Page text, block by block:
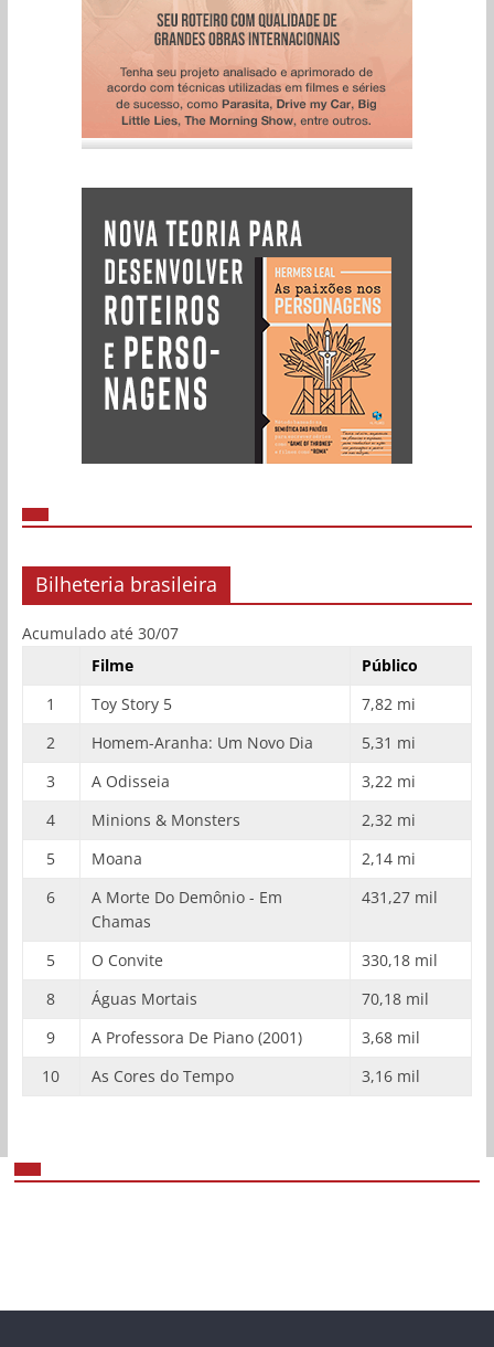
Bilheteria brasileira
Acumulado até 30/07
Filme
Público
1
Toy Story 5
7,82 mi
2
Homem-Aranha: Um Novo Dia
5,31 mi
3
A Odisseia
3,22 mi
4
Minions & Monsters
2,32 mi
5
Moana
2,14 mi
6
A Morte Do Demônio - Em
Chamas
431,27 mil
5 O Convite
330,18 mil
8
Águas Mortais
70,18 mil
9
A Professora De Piano (2001)
3,68 mil
10
As Cores do Tempo 3,16 mil